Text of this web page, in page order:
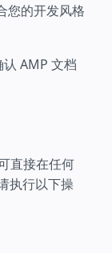
您的开发风格
AMP 文档
直接在任何
执行以下操